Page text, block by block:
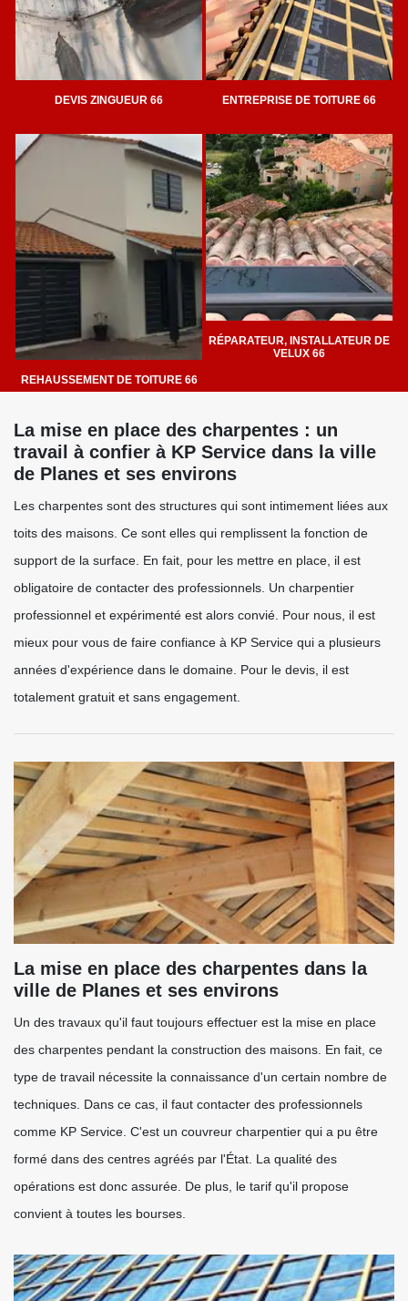
DEVIS ZINGUEUR 66 ENTREPRISE DE TOITURE 66
REHAUSSEMENT DE TOITURE 66
RÉPARATEUR, INSTALLATEUR DE
VELUX 66
La mise en place des charpentes : un
travail à confier à KP Service dans la ville
de Planes et ses environs
Les charpentes sont des structures qui sont intimement liées aux
toits des maisons. Ce sont elles qui remplissent la fonction de
support de la surface. En fait, pour les mettre en place, il est
obligatoire de contacter des professionnels. Un charpentier
professionnel et expérimenté est alors convié. Pour nous, il est
mieux pour vous de faire confiance à KP Service qui a plusieurs
années d'expérience dans le domaine. Pour le devis, il est
totalement gratuit et sans engagement.
La mise en place des charpentes dans la
ville de Planes et ses environs
Un des travaux qu'il faut toujours effectuer est la mise en place
des charpentes pendant la construction des maisons. En fait, ce
type de travail nécessite la connaissance d'un certain nombre de
techniques. Dans ce cas, il faut contacter des professionnels
comme KP Service. C'est un couvreur charpentier qui a pu être
formé dans des centres agréés par l'État. La qualité des
opérations est donc assurée. De plus, le tarif qu'il propose
convient à toutes les bourses.